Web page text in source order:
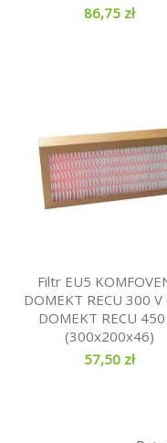
86,75 zł
Filtr EU5
DOMEKT RECU 300 V
DOMEKT RECU 450
(300x200x46)
57,50 zł